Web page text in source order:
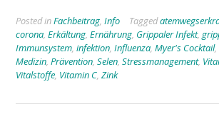
Posted inFachbeitrag, Info Tagged
corona, Erkältung, Ernährung, Grippaler Infekt,
Immunsystem, infektion, Influenza, Myer's Cocktail,
Medizin, Prävention, Selen, Stressmanagement,
Vitalstoffe, Vitamin C, Zink